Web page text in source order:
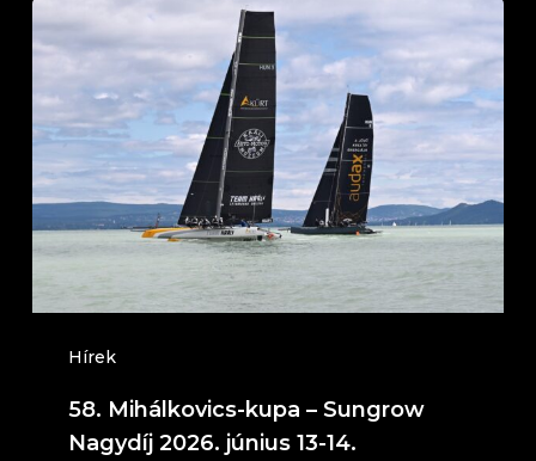
Hírek
58.
Mihálkovics-
kupa
–
Sungrow
Nagydíj
2026.
június
13-
(Balatonföldvár)
58. Mihálkovics-kupa – Sungrow
Nagydíj 2026. június 13-14.